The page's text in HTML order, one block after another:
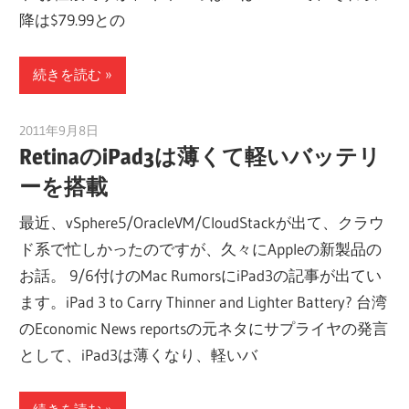
降は$79.99との
続きを読む
2011年9月8日
RetinaのiPad3は薄くて軽いバッテリ
ーを搭載
最近、vSphere5/OracleVM/CloudStackが出て、クラウ
ド系で忙しかったのですが、久々にAppleの新製品の
お話。 9/6付けのMac RumorsにiPad3の記事が出てい
ます。iPad 3 to Carry Thinner and Lighter Battery? 台湾
のEconomic News reportsの元ネタにサプライヤの発言
として、iPad3は薄くなり、軽いバ